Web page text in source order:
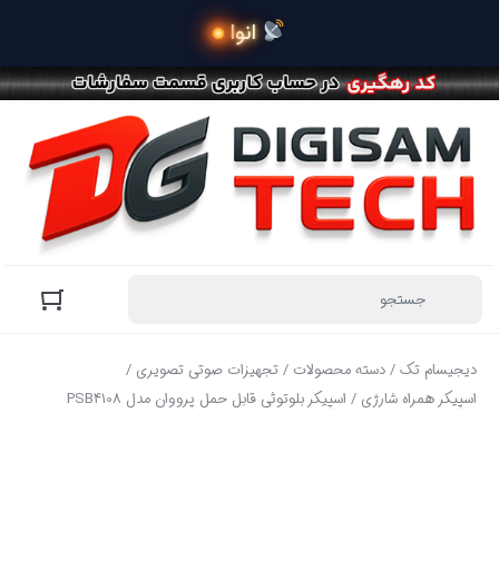
دیجیسام تک/دسته محصولات /تجهیزات صوتی تصویری /
اسپیکر همراه شارژی / اسپیکر بلوتوثی قابل حمل پرووان مدل PSB4108
انواع GPS های